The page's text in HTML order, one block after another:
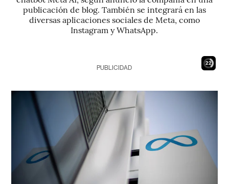
publicación de blog. También se integrará en las
diversas aplicaciones sociales de Meta, como
Instagram y WhatsApp.
20
PUBLICIDAD